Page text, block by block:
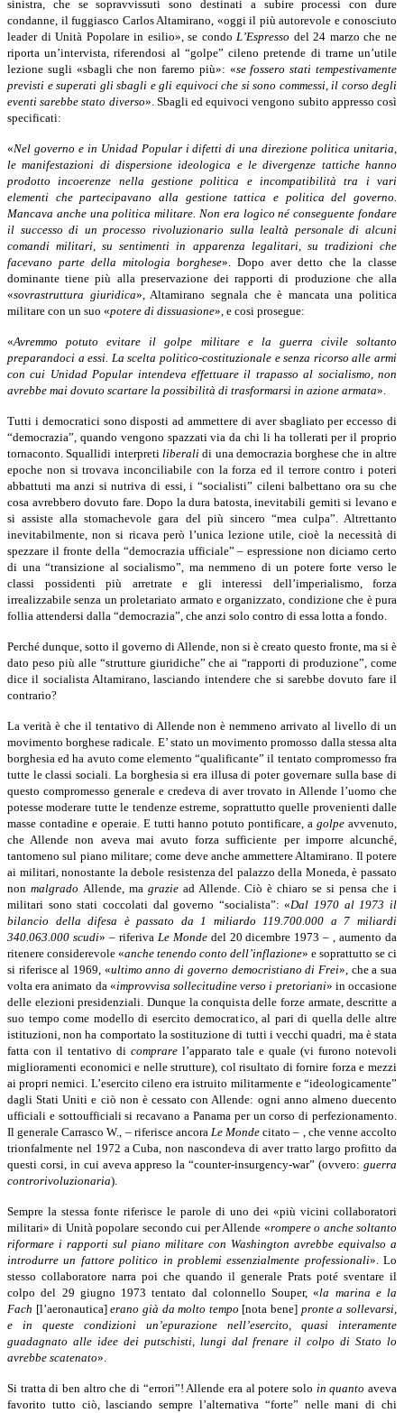
sinistra, che se sopravvissuti sono destinati a subire processi con dure
condanne, il fuggiasco Carlos Altamirano, «oggi il più autorevole e conosciuto
leader di Unità Popolare in esilio», se condoL’Espresso del 24 marzo che ne
riporta un’intervista, riferendosi al “golpe” cileno pretende di trarne un’utile
lezione sugli «sbagli che non faremo più»: «se fossero stati tempestivamente
previsti e superati gli sbagli e gli equivoci che si sono commessi, il corso degli
eventi sarebbe stato diverso». Sbagli ed equivoci vengono subito appresso così
specificati:
«Nel governo e in Unidad Popular i difetti di una direzione politica unitaria,
le manifestazioni di dispersione ideologica e le divergenze tattiche hanno
prodotto incoerenze nella gestione politica e incompatibilità tra i vari
elementi che partecipavano alla gestione tattica e politica del governo.
Mancava anche una politica militare. Non era logico né conseguente fondare
il successo di un processo rivoluzionario sulla lealtà personale di alcuni
comandi militari, su sentimenti in apparenza legalitari, su tradizioni che
facevano parte della mitologia borghese». Dopo aver detto che la classe
dominante tiene più alla preservazione dei rapporti di produzione che alla
«sovrastruttura giuridica», Altamirano segnala che è mancata una politica
militare con un suo «potere di dissuasione», e cosi prosegue:
«Avremmo potuto evitare il golpe militare e la guerra civile soltanto
preparandoci a essi. La scelta politico-costituzionale e senza ricorso alle armi
con cui Unidad Popular intendeva effettuare il trapasso al socialismo, non
avrebbe mai dovuto scartare la possibilità di trasformarsi in azione armata».
Tutti i democratici sono disposti ad ammettere di aver sbagliato per eccesso di
“democrazia”, quando vengono spazzati via da chi li ha tollerati per il proprio
tornaconto. Squallidi interpreti liberalidi una democrazia borghese che in altre
epoche non si trovava inconciliabile con la forza ed il terrore contro i poteri
abbattuti ma anzi si nutriva di essi, i “socialisti” cileni balbettano ora su che
cosa avrebbero dovuto fare. Dopo la dura batosta, inevitabili gemiti si levano e
si assiste alla stomachevole gara del più sincero “mea culpa”. Altrettanto
inevitabilmente, non si ricava però l’unica lezione utile, cioè la necessità di
spezzare il fronte della “democrazia ufficiale” – espressione non diciamo certo
di una “transizione al socialismo”, ma nemmeno di un potere forte verso le
classi possidenti più arretrate e gli interessi dell’imperialismo, forza
irrealizzabile senza un proletariato armato e organizzato, condizione che è pura
follia attendersi dalla “democrazia”, che anzi solo contro di essa lotta a fondo.
Perché dunque, sotto il governo di Allende, non si è creato questo fronte, ma si è
dato peso più alle “strutture giuridiche” che ai “rapporti di produzione”, come
dice il socialista Altamirano, lasciando intendere che si sarebbe dovuto fare il
contrario?
La verità è che il tentativo di Allende non è nemmeno arrivato al livello di un
movimento borghese radicale. E’ stato un movimento promosso dalla stessa alta
borghesia ed ha avuto come elemento “qualificante” il tentato compromesso fra
tutte le classi sociali. La borghesia si era illusa di poter governare sulla base di
questo compromesso generale e credeva di aver trovato in Allende l’uomo che
potesse moderare tutte le tendenze estreme, soprattutto quelle provenienti dalle
masse contadine e operaie. E tutti hanno potuto pontificare, agolpe avvenuto,
che Allende non aveva mai avuto forza sufficiente per imporre alcunché,
tantomeno sul piano militare; come deve anche ammettere Altamirano. Il potere
ai militari, nonostante la debole resistenza del palazzo della Moneda, è passato
non malgrado Allende, ma grazie ad Allende. Ciò è chiaro se si pensa che i
militari sono stati coccolati dal governo “socialista”: «Dal 1970 al 1973 il
bilancio della difesa è passato da 1 miliardo 119.700.000 a 7 miliardi
340.063.000 scudi» – riferiva Le Mondedel 20 dicembre 1973 – , aumento da
ritenere considerevole «anche tenendo conto dell’inflazione» e soprattutto se ci
si riferisce al 1969, «ultimo anno di governo democristiano di Frei», che a sua
volta era animato da «improvvisa sollecitudine verso i pretoriani» in occasione
delle elezioni presidenziali. Dunque la conquista delle forze armate, descritte a
suo tempo come modello di esercito democratico, al pari di quella delle altre
istituzioni, non ha comportato la sostituzione di tutti i vecchi quadri, ma è stata
fatta con il tentativo di comprare l’apparato tale e quale (vi furono notevoli
miglioramenti economici e nelle strutture), col risultato di fornire forza e mezzi
ai propri nemici. L’esercito cileno era istruito militarmente e “ideologicamente”
dagli Stati Uniti e ciò non è cessato con Allende: ogni anno almeno duecento
ufficiali e sottoufficiali si recavano a Panama per un corso di perfezionamento.
Il generale Carrasco W., – riferisce ancora Le Monde citato – , che venne accolto
trionfalmente nel 1972 a Cuba, non nascondeva di aver tratto largo profitto da
questi corsi, in cui aveva appreso la “counter-insurgency-war” (ovvero: guerra
controrivoluzionaria).
Sempre la stessa fonte riferisce le parole di uno dei «più vicini collaboratori
militari» di Unità popolare secondo cui per Allende «rompere o anche soltanto
riformare i rapporti sul piano militare con Washington avrebbe equivalso a
introdurre un fattore politico in problemi essenzialmente professionali». Lo
stesso collaboratore narra poi che quando il generale Prats poté sventare il
colpo del 29 giugno 1973 tentato dal colonnello Souper, «la marina e la
Fach [l’aeronautica]erano già da molto tempo [nota bene] pronte a sollevarsi,
e in queste condizioni un’epurazione nell’esercito, quasi interamente
guadagnato alle idee dei putschisti, lungi dal frenare il colpo di Stato lo
avrebbe scatenato».
Si tratta di ben altro che di “errori”! Allende era al potere solo in quanto aveva
favorito tutto ciò, lasciando sempre l’alternativa “forte” nelle mani di chi